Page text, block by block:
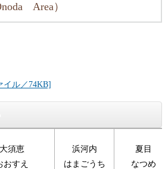
Area）
イル／74KB]
大須恵
おすえ
浜河内
はまごうち
夏目
なつめ